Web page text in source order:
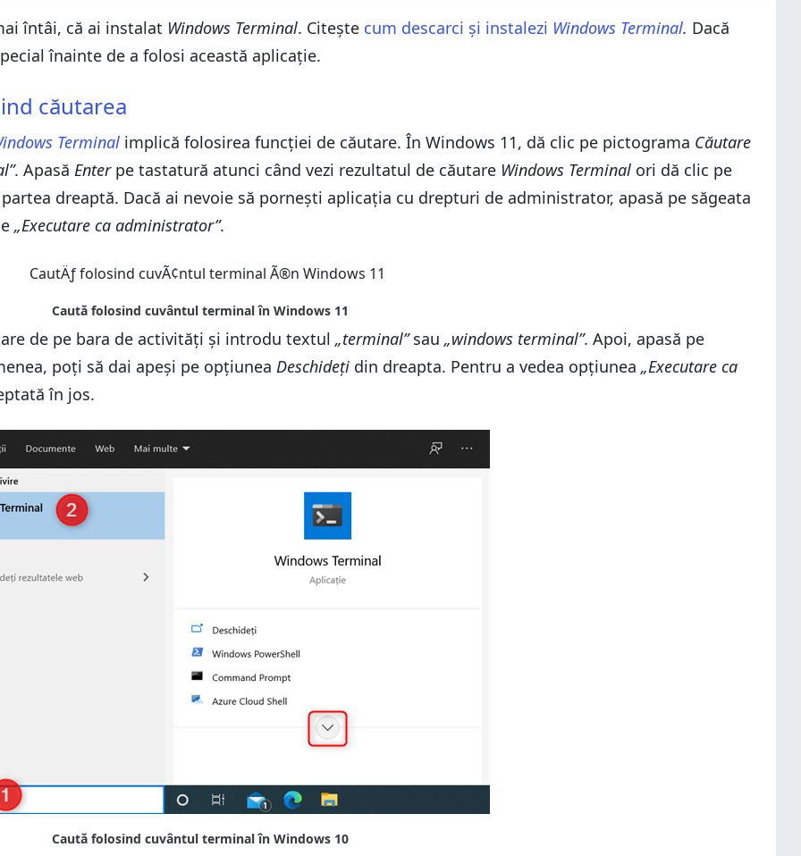
Terminal
(doar în Windows 11)
(scurtătură)
PowerShell
File Explorer
activități
întâi, că ai instalat Windows Terminal. Citește cum descarci și instalezi Windows Terminal. Dacă
înainte de a folosi această aplicație.
Terminal
(doar în Windows 11)
(scurtătură)
PowerShell
activități
căutarea
Terminal implică folosirea funcției de căutare. În Windows 11, dă clic pe pictograma Căutare
. Apasă Enterpe tastatură atunci când vezi rezultatul de căutare Windows Terminal ori dă clic pe
dreaptă. Dacă ai nevoie să pornești aplicația cu drepturi de administrator, apasă pe săgeata
„Executare ca administrator”.
de pe bara de activități și introdu textul „terminal”sau „windows terminal”. Apoi, apasă pe
poți să dai apeși pe opțiunea Deschideți din dreapta. Pentru a vedea opțiunea „Executare ca
în jos.